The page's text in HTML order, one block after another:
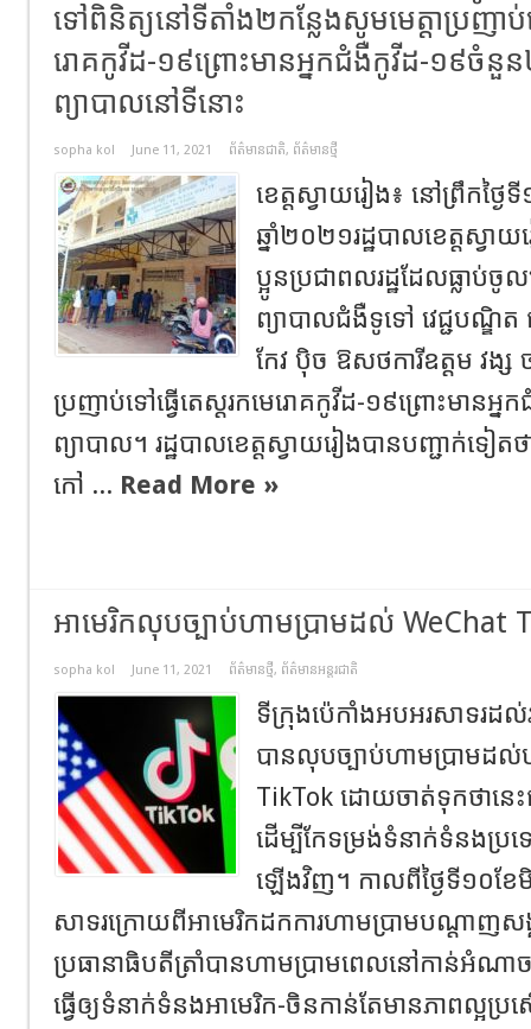
ទៅពិនិត្យនៅទីតាំង២កន្លែងសូមមេត្តាប្រញាប់ទ
រោគកូវីដ-១៩ព្រោះមានអ្នកជំងឺកូវីដ-១៩ចំនួ
ព្យាបាលនៅទីនោះ
sopha kol June 11, 2021 ព័ត៌មានជាតិ, ព័ត៌មានថ្មី
ខេត្តស្វាយរៀង៖ នៅព្រឹកថ្ងៃ
ឆ្នាំ២០២១រដ្ឋបាលខេត្តស្វា
ប្អូនប្រជាពលរដ្ឋដែលធ្លាប់
ព្យាបាលជំងឺទូទៅ វេជ្ជបណ្ឌិ
កែវ ប៉ិច ឱសថការីឧត្ដម វង្ស
ប្រញាប់ទៅធ្វេីតេស្តរកមេរោគកូវីដ-១៩ព្រោះមាន
ព្យាបាល។ រដ្ឋបាលខេត្តស្វាយរៀងបានបញ្ជាក់ទ
កៅ ... Read More »
អាមេរិកលុបច្បាប់ហាមប្រាមដល់ WeChat
sopha kol June 11, 2021 ព័ត៌មានថ្មី, ព័ត៌មានអន្តរជាតិ
ទីក្រុងប៉េកាំងអបអរសាទរដល់
បានលុបច្បាប់ហាមប្រាមដ
TikTok ដោយចាត់ទុកថានេះ
ដើម្បីកែទម្រង់ទំនាក់ទំនងប្រ
ឡើងវិញ។ កាលពីថ្ងៃទី១០ខែ
សាទរក្រោយពីអាមេរិកដកការហាមប្រាមបណ្តាញ
ប្រធានាធិបតីត្រាំបានហាមប្រាមពេលនៅកាន់អំណ
ធ្វើឲ្យទំនាក់ទំនងអាមេរិក-ចិនកាន់តែមានភាពល្អប្